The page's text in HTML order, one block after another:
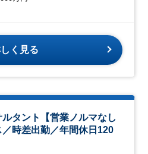
く見る
タント【営業ノルマなし
時差出勤／年間休日120